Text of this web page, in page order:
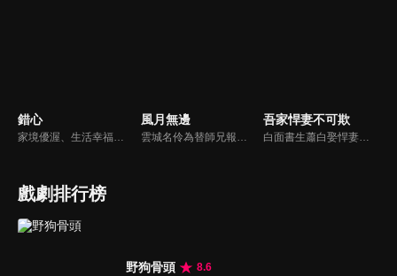
錯心
家境優渥、生活幸福的富商之女連心若，遭逢鉅變失去一切，伸冤不成反被活埋，幸得裴家二爺裴玉澤所救，決心尋找真相伺機復仇。五年後連心若化名歌手杜幽夢回歸，與裴玉澤攜手層層佈局，開啟一場瑰麗爽快的復仇遊戲。
風月無邊
雲城名伶為替師兄報仇不惜鋌而走險委身軍閥之子賀行洲，並精心佈置好陷阱，利用他一步一步接近權力的中心，也慢慢接近真相，卻不知一顆心早在這步步為營的謀劃中陷落，最終深陷虐戀癡纏的故事。
吾家悍妻不可欺
白面書生蕭白娶悍妻徐三娘，誰知她是失憶女將軍，他是隱姓世子爺。假夫妻變真戰友，組百姓軍抗倭寇，鬥權宦，夫妻聯手揭陰謀，救孤寡，在亂世中為百姓打下一座俠義之城。
戲劇排行榜
野狗骨頭
8.6